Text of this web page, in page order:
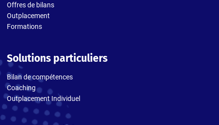
Offres de bilans
Outplacement
Formations
Solutions particuliers
Bilan de compétences
Coaching
Outplacement Individuel